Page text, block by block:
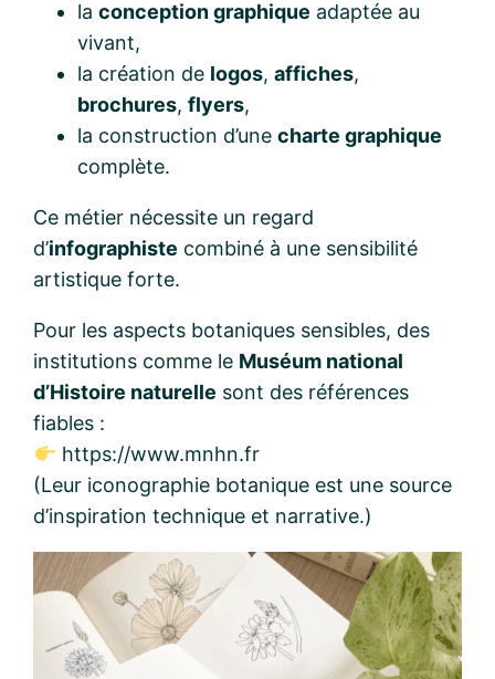
laconception graphique adaptée au
vivant,
la création de logos,affiches,
brochures,flyers,
la construction d’unecharte graphique
complète.
Ce métier nécessite un regard
d’infographiste combiné à une sensibilité
artistique forte.
Pour les aspects botaniques sensibles, des
institutions comme le Muséum national
d’Histoire naturelle sont des références
fiables :
https://www.mnhn.fr
(Leur iconographie botanique est une source
d’inspiration technique et narrative.)